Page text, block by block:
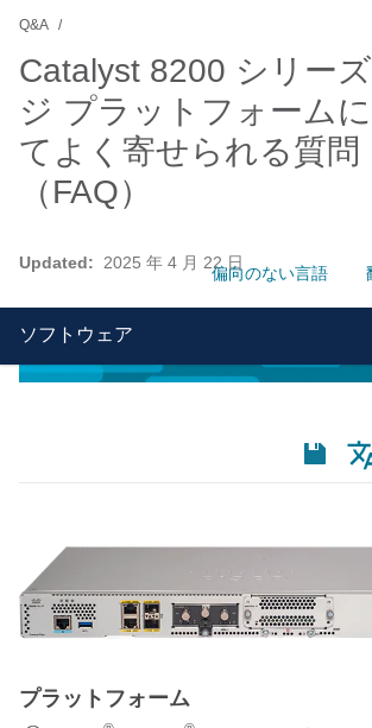
Q&A
Catalyst 8200 シリー
ジ プラットフォーム
てよく寄せられる質問
（FAQ）
Updated: 2025 年 4 月 22 日
偏向のない言語
ソフトウェア
プラットフォーム